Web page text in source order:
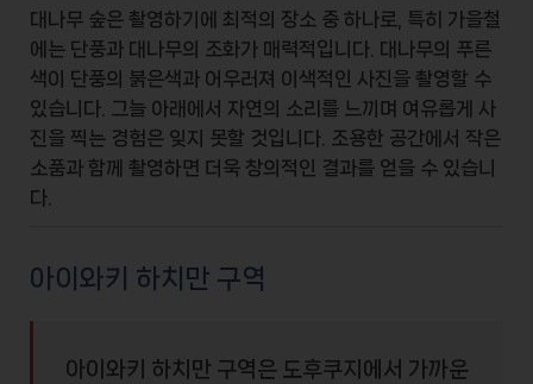
대나무 숲은 촬영하기에 최적의 장소 중 하나로, 특히 가을철
에는 단풍과 대나무의 조화가 매력적입니다. 대나무의 푸른
색이 단풍의 붉은색과 어우러져 이색적인 사진을 촬영할 수
있습니다. 그늘 아래에서 자연의 소리를 느끼며 여유롭게 사
진을 찍는 경험은 잊지 못할 것입니다. 조용한 공간에서 작은
소품과 함께 촬영하면 더욱 창의적인 결과를 얻을 수 있습니
다.
아이와키 하치만 구역
아이와키 하치만 구역은 도후쿠지에서 가까운